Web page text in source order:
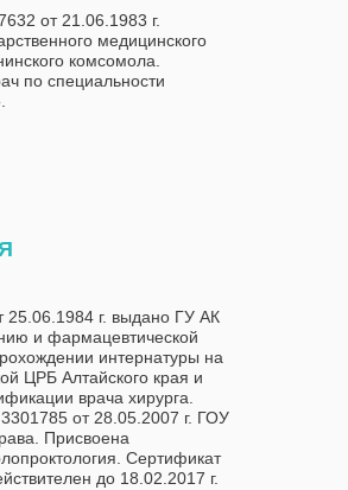
от 21.06.1983 г.
медицинского
комсомола.
по специальности
25.06.1984 г. выдано ГУ АК
и фармацевтической
интернатуры на
ЦРБ Алтайского края и
врача хирурга.
от 28.05.2007 г. ГОУ
Присвоена
Сертификат
до 18.02.2017 г.